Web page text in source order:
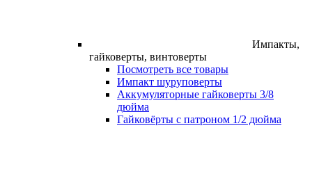
Импакты,
гайковерты, винтоверты
Посмотреть все товары
Импакт шуруповерты
Аккумуляторные гайковерты 3/8
дюйма
Гайковёрты с патроном 1/2 дюйма